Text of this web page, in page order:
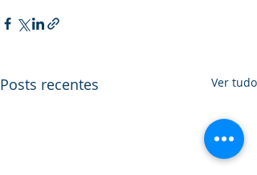
Posts recentes Ver tudo